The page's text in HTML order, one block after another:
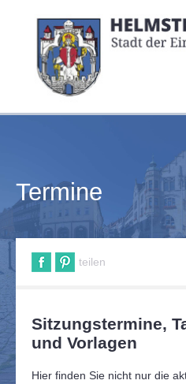
Termine
teilen
Sitzungstermine,
und Vorlagen
Hier finden Sie nicht nur die